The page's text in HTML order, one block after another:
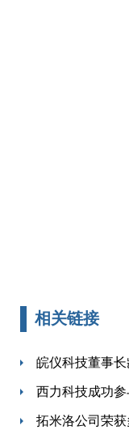
相关链接
皖仪科技董事
西力科技成功参
拓米洛公司荣